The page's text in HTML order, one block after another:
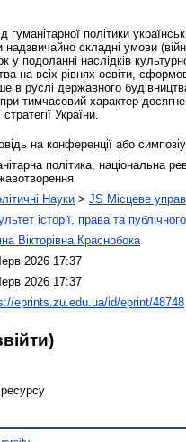
гуманітарної політики
складні умови
у подоланні наслідків
на всіх рівнях освіти,
в руслі державного
тимчасовий характер
України.
на конференції або
політика, національна
Науки > JS Місцеве
історії, права та
Вікторівна Краснобока
2026 17:37
2026 17:37
eprints.zu.edu.ua/id/eprint/48748